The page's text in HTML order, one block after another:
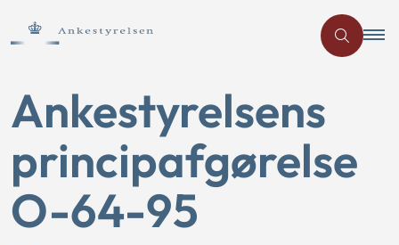
Ankestyrelsens
principafgørelse
O-64-95